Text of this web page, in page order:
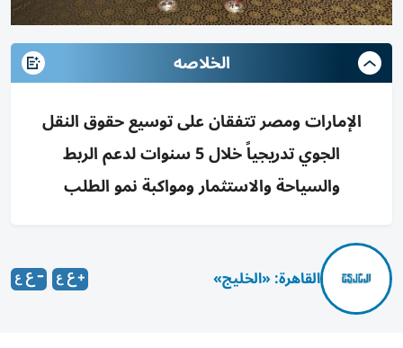
الخلاصه
الإمارات ومصر تتفقان على توسيع حقوق النقل
الجوي تدريجياً خلال 5 سنوات لدعم الربط
والسياحة والاستثمار ومواكبة نمو الطلب
القاهرة: «الخليج»